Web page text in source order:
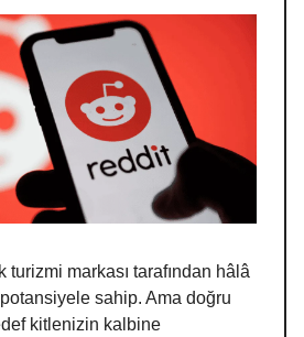
turizmi markası tarafından hâlâ
sahip. Ama doğru
kitlenizin kalbine